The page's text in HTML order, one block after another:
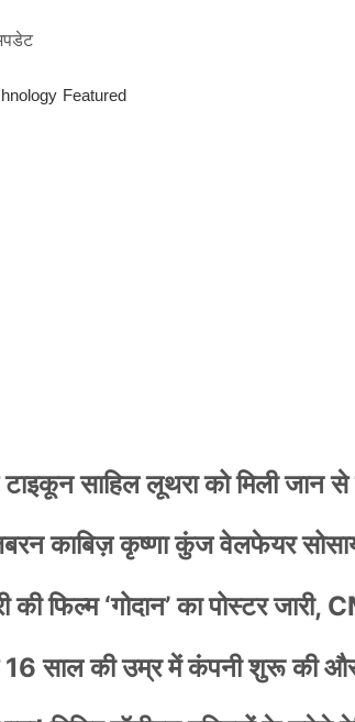
Featured
साहिल लूथरा को मिली जान से
काबिज़ कृष्णा कुंज वेलफेयर
की फिल्म ‘गोदान’ का पोस्टर
16 साल की उम्र में कंपनी शुरू की